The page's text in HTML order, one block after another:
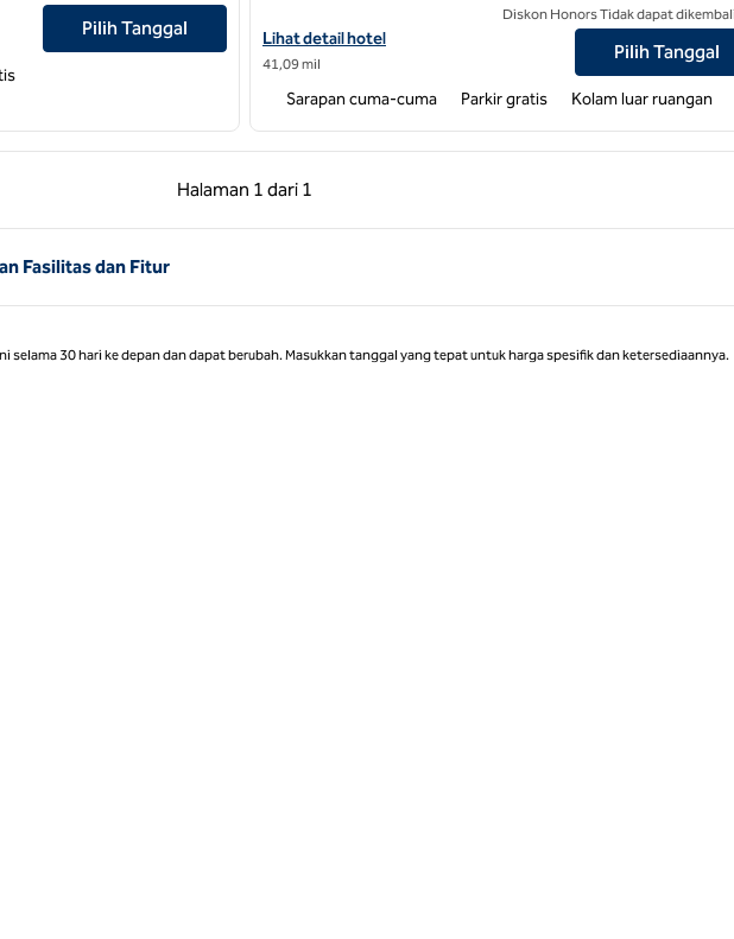
Pilih Tanggal Lihat detail hotel untuk Hampton Inn & Suites Shelby
Lihat detail hotel
41,09 mil
Diskon Honors Tidak dapat
Pilih Tanggal
Sarapan cuma-cuma Parkir gratis Kolam luar ruangan
Halaman 1 dari 1
Halaman Sebelumnya, 1 dari 1
Halaman 1 dari 1
Fasilitas dan Fitur
selama 30 hari ke depan dan dapat berubah. Masukkan tanggal yang tepat untuk harga spesifik dan ketersediaannya.